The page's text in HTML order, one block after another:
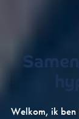
Welkom, ik ben